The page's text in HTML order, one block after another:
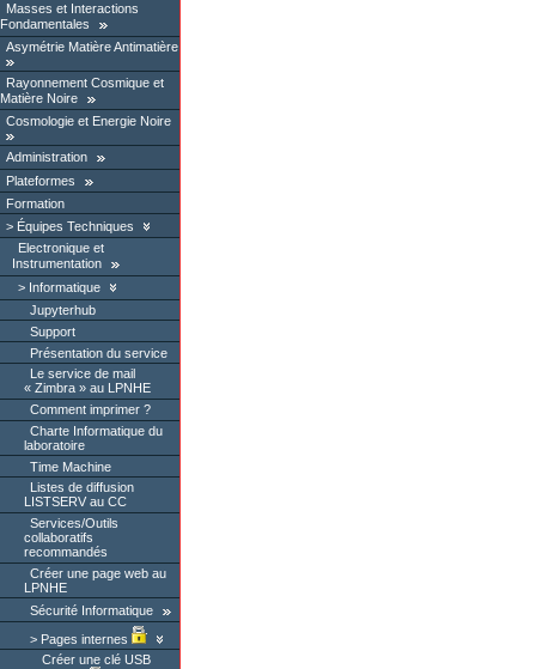
Masses et Interactions
Fondamentales
Asymétrie Matière Antimatière
Rayonnement Cosmique et
Matière Noire
Cosmologie et Energie Noire
Administration
Plateformes
Formation
Équipes Techniques
Electronique et
Instrumentation
Informatique
Jupyterhub
Support
Présentation du service
Le service de mail
« Zimbra » au LPNHE
Comment imprimer ?
Charte Informatique du
laboratoire
Time Machine
Listes de diffusion
LISTSERV au CC
Services/Outils
collaboratifs
recommandés
Créer une page web au
LPNHE
Sécurité Informatique
Pages internes
Créer une clé USB